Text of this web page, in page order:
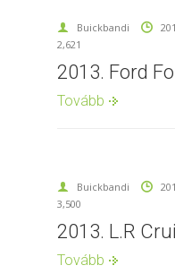
Buickbandi
2,621
2013. Ford
Tovább
Buickbandi
3,500
2013. L.R
Tovább